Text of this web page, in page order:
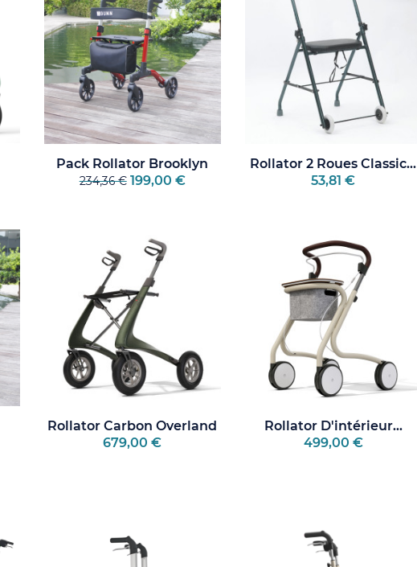
Pack Rollator Brooklyn
234,36 € 199,00 €
Rollator 2 Roues Classic...
53,81 €
Rollator Carbon Overland
679,00 €
Rollator D'intérieur...
499,00 €